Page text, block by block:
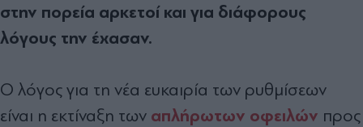
στην πορεία αρκετοί και για διάφορους
λόγους την έχασαν.
Ο λόγος για τη νέα ευκαιρία των ρυθμίσεων
είναι η εκτίναξη των απλήρωτων οφειλών προς